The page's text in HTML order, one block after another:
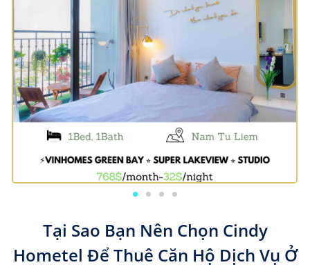
Tại Sao Bạn Nên Chọn Cindy
Hometel Để Thuê Căn Hộ Dịch Vụ Ở